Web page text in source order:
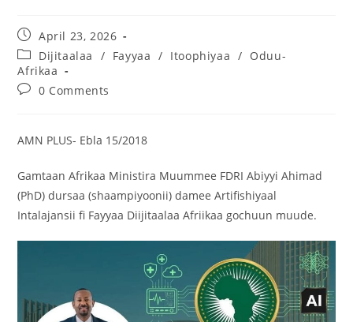
April 23, 2026
Dijitaalaa
/ Fayyaa / Itoophiyaa / Oduu-
Afrikaa
0 Comments
AMN PLUS- Ebla 15/2018
Gamtaan Afrikaa Ministira Muummee FDRI Abiyyi Ahimad
(PhD) dursaa (shaampiyoonii) damee Artifishiyaal
Intalajansii fi Fayyaa Diijitaalaa Afriikaa gochuun muude.